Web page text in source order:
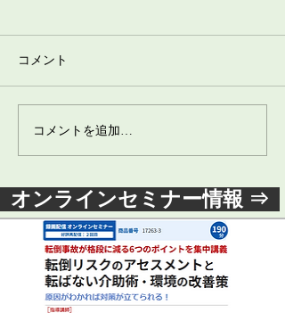
高齢になるとなぜ転倒しやすくな
るのか？
コメント
コメントを追加…
オンラインセミナー情報 ⇒